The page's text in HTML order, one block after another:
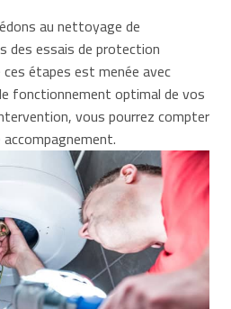
au nettoyage de
des essais de protection
étapes est menée avec
fonctionnement optimal de vos
vous pourrez compter